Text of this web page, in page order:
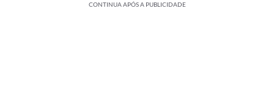
CONTINUA APÓS A PUBLICIDADE